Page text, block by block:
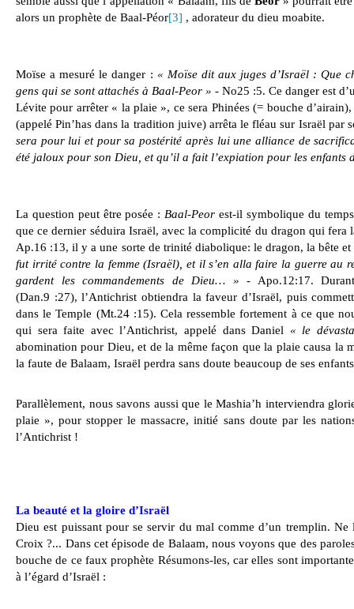
alors un prophète de Baal-Péor[3] , adorateur du dieu moabite.
Moïse a mesuré le danger : « Moïse dit aux juges d’Israël : Que
gens qui se sont attachés à Baal-Peor » - No25 :5. Ce danger est
Lévite pour arrêter « la plaie », ce sera Phinées (= bouche
(appelé Pin’has dans la tradition juive) arrêta le fléau sur Israël par
sera pour lui et pour sa postérité après lui une alliance de
été jaloux pour son Dieu, et qu’il a fait l’expiation pour les enfants
La question peut être posée : Baal-Peor est-il symbolique du
que ce dernier séduira Israël, avec la complicité du dragon qui fera
Ap.16 :13, il y a une sorte de trinité diabolique: le dragon, la bête
fut irrité contre la femme (Israël), et il s’en alla faire la guerre au
gardent les commandements de Dieu… » - Apo.12:17.
(Dan.9 :27), l’Antichrist obtiendra la faveur d’Israël, puis
dans le Temple (Mt.24 :15). Cela ressemble fortement à ce que
qui sera faite avec l’Antichrist, appelé dans Daniel « le
abomination pour Dieu, et de la même façon que la plaie causa la
la faute de Balaam, Israël perdra sans doute beaucoup de ses
Parallèlement, nous savons aussi que le Mashia’h interviendra
plaie », pour stopper le massacre, initié sans doute par les
l’Antichrist !
La beauté et la gloire d’Israël
Dieu est puissant pour se servir du mal comme d’un tremplin.
Croix ?... Dans cet épisode de Balaam, nous voyons que des
bouche de ce faux prophète Résumons-les, car elles sont
à l’égard d’Israël :